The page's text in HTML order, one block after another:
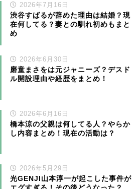
2026年7月16日
渋谷すばるが辞めた理由は結婚？現
在何してる？妻との馴れ初めもまと
め
2026年6月30日
磨童まさをは元ジャニーズ？デスド
ル開設理由や経歴をまとめ！
2026年6月16日
橋本涼の父親は何してる人？やらか
し内容まとめ！現在の活動は？
2026年5月29日
光GENJI山本淳一が起こした事件が